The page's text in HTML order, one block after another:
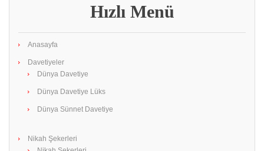
Hızlı Menü
Anasayfa
Davetiyeler
Dünya Davetiye
Dünya Davetiye Lüks
Dünya Sünnet Davetiye
Nikah Şekerleri